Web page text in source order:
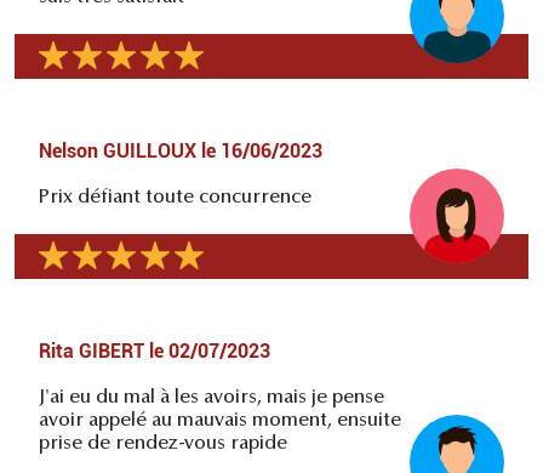
Nelson GUILLOUX le 16/06/2023
Prix défiant toute concurrence
Rita GIBERT le 02/07/2023
J'ai eu du mal à les avoirs, mais je pense
avoir appelé au mauvais moment, ensuite
prise de rendez-vous rapide